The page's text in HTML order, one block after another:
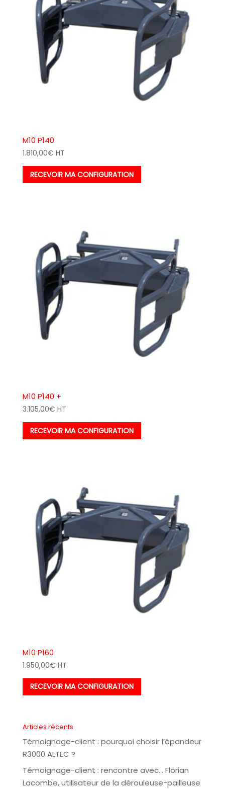
M10 P140
1.810,00€ HT
RECEVOIR MA CONFIGURATION
M10 P140 +
3.105,00€ HT
RECEVOIR MA CONFIGURATION
M10 P160
1.950,00€ HT
RECEVOIR MA CONFIGURATION
Articles récents
Témoignage-client : pourquoi choisir l’épandeur
R3000 ALTEC ?
Témoignage-client : rencontre avec… Florian
Lacombe, utilisateur de la dérouleuse-pailleuse